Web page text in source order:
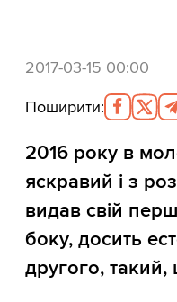
2017-03-15 00:00
Поширити:
2016 року в
яскравий і з
видав свій
боку, досить
другого, такий,